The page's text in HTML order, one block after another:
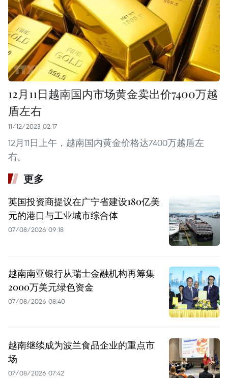
12月11日越南国内市场黄金卖出价7400万越
盾左右
11/12/2023 02:17
12月11日上午，越南国内黄金价格达7400万越盾左
右。
更多
英国投资商提议在广宁省建设180亿美
元的港口与工业城市综合体
07/08/2026 09:18
越南南亚银行从瑞士金融机构再筹集
2000万美元绿色资金
07/08/2026 08:40
越南继续成为波兰食品企业的重点市
场
07/08/2026 07:42